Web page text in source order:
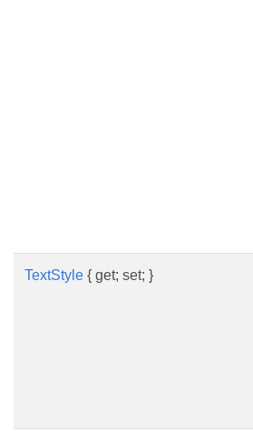
TextStyle { get; set; }